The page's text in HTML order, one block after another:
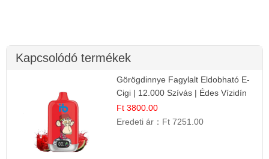
Kapcsolódó termékek
Görögdinnye Fagylalt Eldobható E-
Cigi | 12.000 Szívás | Édes Vízidín
Íz
Ft 3800.00
Eredeti ár： Ft 7251.00